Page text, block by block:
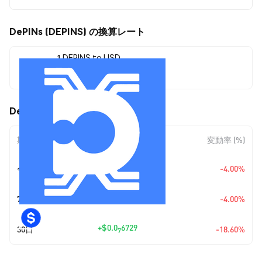
DePINs (DEPINS) の換算レート
1 DEPINS to USD
$0.00000029
DePINs (DEPINS) の価格変動
期間 金額変動 変動率 (%)
今日 71227 -4.00%
7日 -4.00%
30日 +$0.076729 -18.60%